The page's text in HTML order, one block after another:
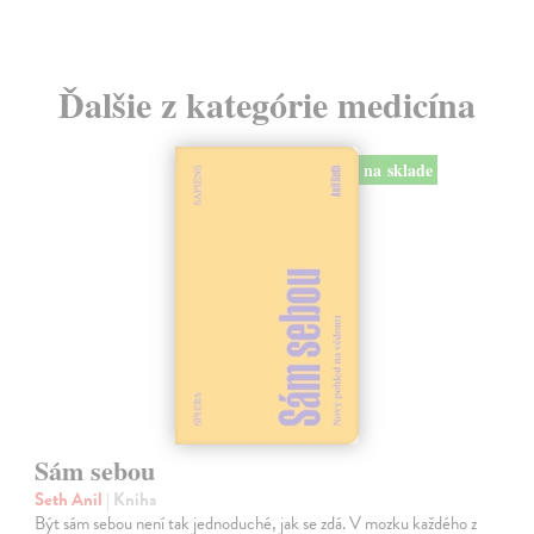
Ďalšie z kategórie medicína
na sklade
Sám sebou
Seth Anil | Kniha
Být sám sebou není tak jednoduché, jak se zdá. V mozku každého z